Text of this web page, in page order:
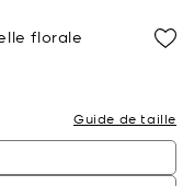
florale
Guide de taille